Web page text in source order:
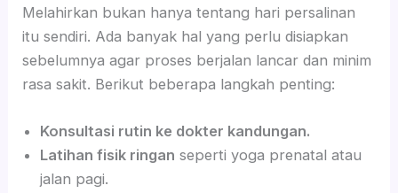
Melahirkan bukan hanya tentang hari persalinan
itu sendiri. Ada banyak hal yang perlu disiapkan
sebelumnya agar proses berjalan lancar dan minim
rasa sakit. Berikut beberapa langkah penting:
Konsultasi rutin ke dokter kandungan.
Latihan fisik ringan seperti yoga prenatal atau
jalan pagi.